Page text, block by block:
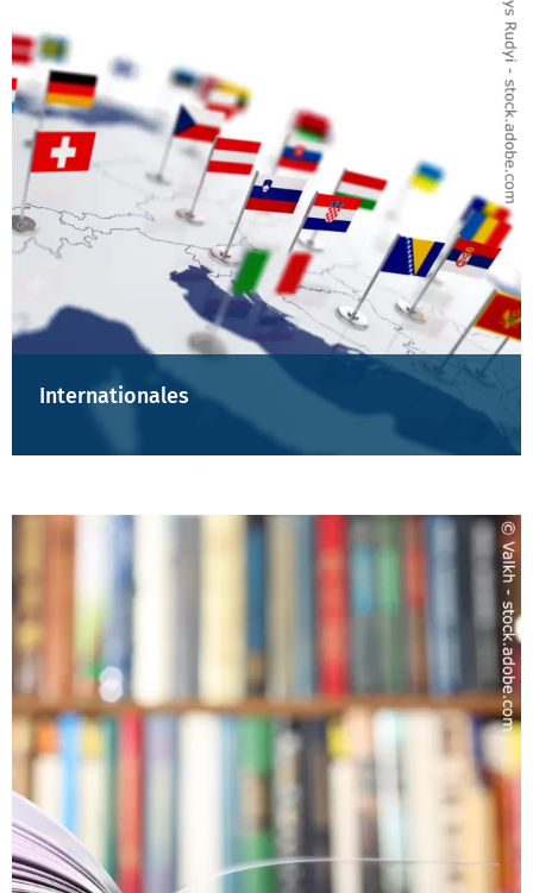
Internationales